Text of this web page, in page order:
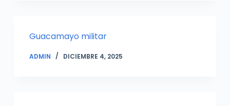
Guacamayo militar
ADMIN DICIEMBRE 4, 2025